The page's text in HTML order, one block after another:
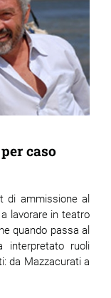
caso
di ammissione al
lavorare in teatro
quando passa al
interpretato ruoli
da Mazzacurati a